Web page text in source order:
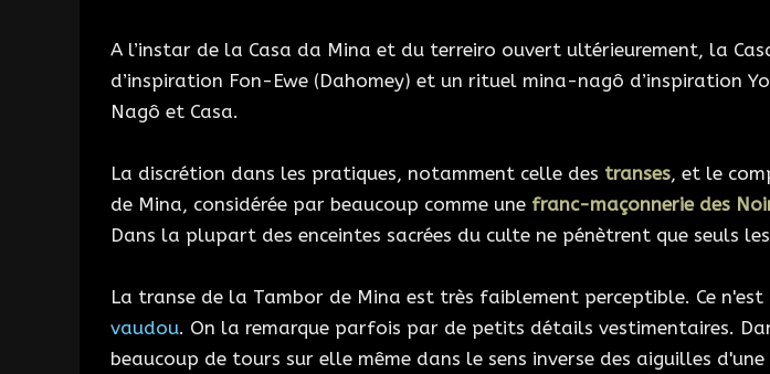
A l’instar de la Casa da Mina et du terreiro ouvert ultérieurement, la
d’inspiration Fon-Ewe (Dahomey) et un rituel mina-nagô d’inspiration
Nagô et Casa.
La discrétion dans les pratiques, notamment celle des transes, et le
de Mina, considérée par beaucoup comme une franc-maçonnerie des
Dans la plupart des enceintes sacrées du culte ne pénètrent que seuls
La transe de la Tambor de Mina est très faiblement perceptible. Ce
vaudou. On la remarque parfois par de petits détails vestimentaires.
beaucoup de tours sur elle même dans le sens inverse des aiguilles